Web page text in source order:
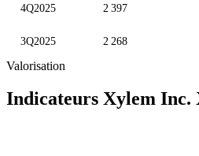
4Q2025 2 397
3Q2025 2 268
Valorisation
Indicateurs Xylem Inc.